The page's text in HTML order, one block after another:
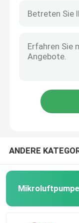
Mikrowasser-
Gegentakt-
ANDERE
Mikroluftpumpe